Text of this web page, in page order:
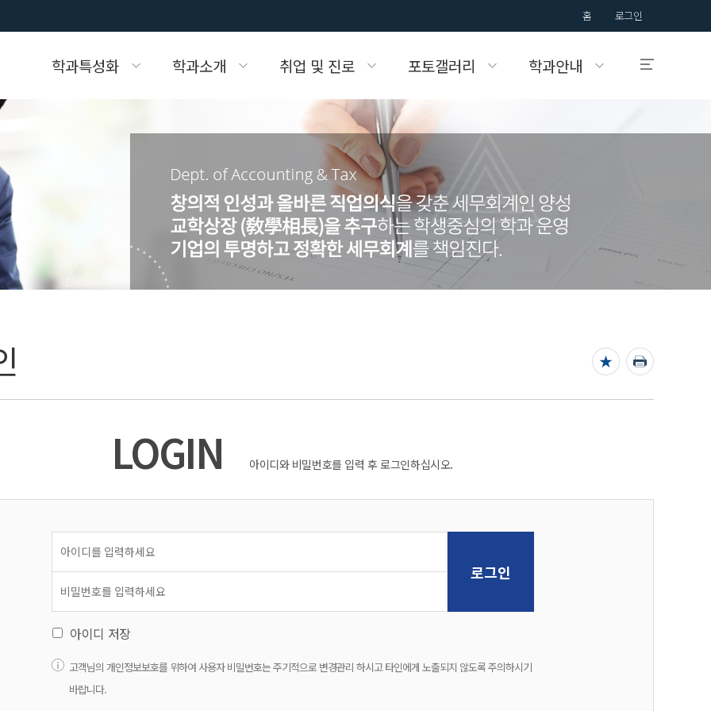
홈 로그인
학과특성화 학과소개
실습실소개
취업 및 진로 포토갤러리 학과안내
입시상담
학생회
국제대학교의
입학정보를 알려드립니다.
LOGIN 아이디와 비밀번호를 입력 후 로그인하십시오.
아이디 저장
고객님의 개인정보보호를 위하여 사용자 비밀번호는 주기적으로 변경관리 하시고 타인에게 노출되지 않도록 주의하시기
바랍니다.